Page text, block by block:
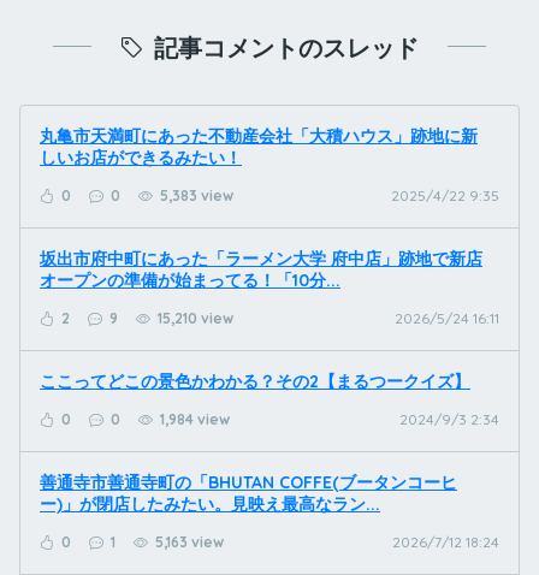
記事コメントのスレッド
丸亀市天満町にあった不動産会社「大積ハウス」跡地に新
しいお店ができるみたい！
0 0 5,383 view 2025/4/22 9:35
坂出市府中町にあった「ラーメン大学 府中店」跡地で新店
オープンの準備が始まってる！「10分...
2 9 15,210 view 2026/5/24 16:11
ここってどこの景色かわかる？その2【まるつークイズ】
0 0 1,984 view 2024/9/3 2:34
善通寺市善通寺町の「BHUTAN COFFE(ブータンコーヒ
ー)」が閉店したみたい。見映え最高なラン...
0 1 5,163 view 2026/7/12 18:24